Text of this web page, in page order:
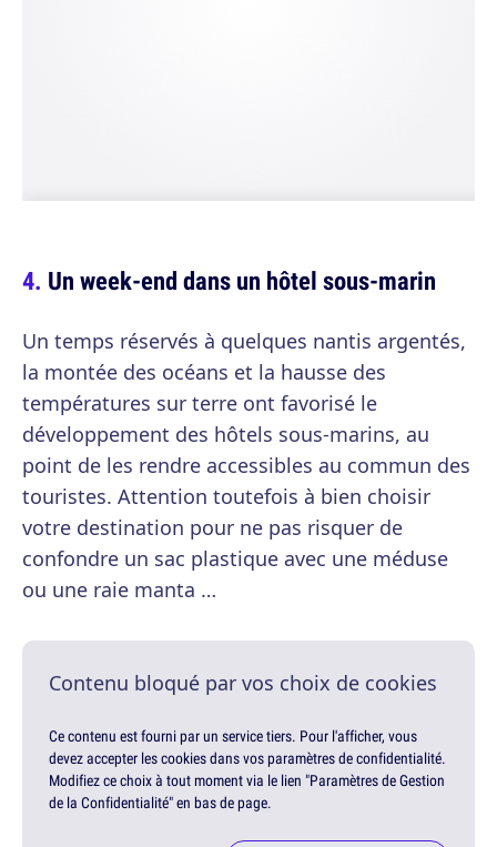
Un week-end dans un hôtel sous-marin
Un temps réservés à quelques nantis argentés,
la montée des océans et la hausse des
températures sur terre ont favorisé le
développement des hôtels sous-marins, au
point de les rendre accessibles au commun des
touristes. Attention toutefois à bien choisir
votre destination pour ne pas risquer de
confondre un sac plastique avec une méduse
ou une raie manta …
Contenu bloqué par vos choix de cookies
Ce contenu est fourni par un service tiers. Pour l'afficher, vous
devez accepter les cookies dans vos paramètres de confidentialité.
Modifiez ce choix à tout moment via le lien "Paramètres de Gestion
de la Confidentialité" en bas de page.